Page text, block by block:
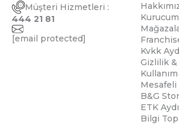
Müşteri Hizmetleri :
444 21 81
[email protected]
Kvkk
Gizlilik
Mesafeli
B&G
ETK
Bilgi